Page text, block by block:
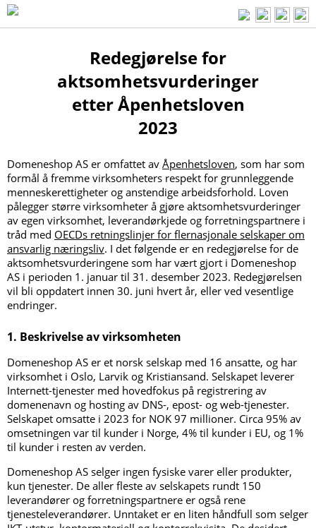
Redegjørelse for
aktsomhetsvurderinger
etter Åpenhetsloven
2023
Domeneshop AS er omfattet av Åpenhetsloven, som har som
formål å fremme virksomheters respekt for grunnleggende
menneskerettigheter og anstendige arbeidsforhold. Loven
pålegger større virksomheter å gjøre aktsomhetsvurderinger
av egen virksomhet, leverandørkjede og forretningspartnere i
tråd med OECDs retningslinjer for flernasjonale selskaper om
ansvarlig næringsliv. I det følgende er en redegjørelse for de
aktsomhetsvurderingene som har vært gjort i Domeneshop
AS i perioden 1. januar til 31. desember 2023. Redegjørelsen
vil bli oppdatert innen 30. juni hvert år, eller ved vesentlige
endringer.
1. Beskrivelse av virksomheten
Domeneshop AS er et norsk selskap med 16 ansatte, og har
virksomhet i Oslo, Larvik og Kristiansand. Selskapet leverer
Internett-tjenester med hovedfokus på registrering av
domenenavn og hosting av DNS-, epost- og web-tjenester.
Selskapet omsatte i 2023 for NOK 97 millioner. Circa 95% av
omsetningen var til kunder i Norge, 4% til kunder i EU, og 1%
til kunder i resten av verden.
Domeneshop AS selger ingen fysiske varer eller produkter,
kun tjenester. De aller fleste av selskapets rundt 150
leverandører og forretningspartnere er også rene
tjenesteleverandører. Unntaket er en liten håndfull som selger